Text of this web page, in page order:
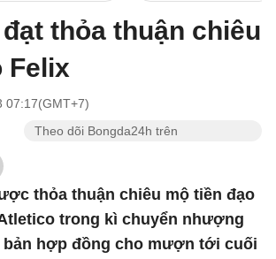
thỏa thuận chiêu
Felix
07:17(GMT+7)
Theo dõi Bongda24h trên
thỏa thuận chiêu mộ tiền đạo
trong kì chuyển nhượng
bản hợp đồng cho mượn tới cuối